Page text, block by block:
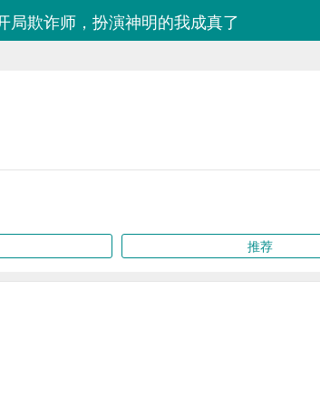
局欺诈师，扮演神明的我成真了
推荐